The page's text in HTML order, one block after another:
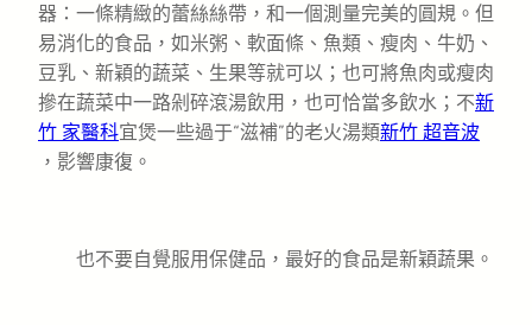
器：一條精緻的蕾絲絲帶，和一個測量完美的圓規。但
易消化的食品，如米粥、軟面條、魚類、瘦肉、牛奶、
豆乳、新穎的蔬菜、生果等就可以；也可將魚肉或瘦肉
摻在蔬菜中一路剁碎滾湯飲用，也可恰當多飲水；不新
竹 家醫科宜煲一些過于“滋補”的老火湯類新竹 超音波
，影響康復。
也不要自覺服用保健品，最好的食品是新穎蔬果。